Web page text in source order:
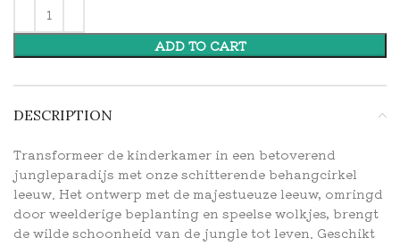
ADD TO CART
DESCRIPTION
Transformeer de kinderkamer in een betoverend
jungleparadijs met onze schitterende behangcirkel
leeuw. Het ontwerp met de majestueuze leeuw, omringd
door weelderige beplanting en speelse wolkjes, brengt
de wilde schoonheid van de jungle tot leven. Geschikt